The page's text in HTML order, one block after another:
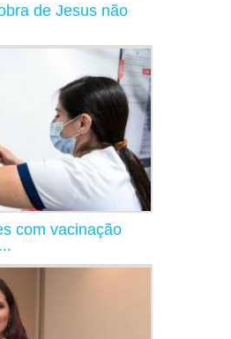
de Jesus não
com vacinação